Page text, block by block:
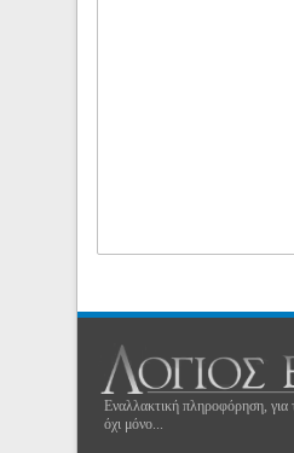
Εναλλακτική πληροφόρηση, για
όχι μόνο...